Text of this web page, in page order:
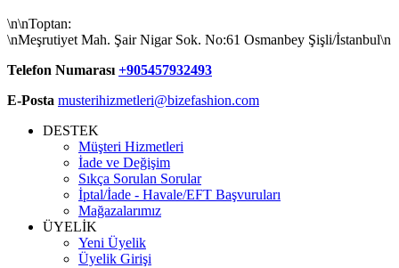
\n\nToptan:
\nMeşrutiyet Mah. Şair Nigar Sok. No:61 Osmanbey Şişli/İstanbul\n
Telefon Numarası +905457932493
E-Posta musterihizmetleri@bizefashion.com
DESTEK
Müşteri Hizmetleri
İade ve Değişim
Sıkça Sorulan Sorular
İptal/İade - Havale/EFT Başvuruları
Mağazalarımız
ÜYELİK
Yeni Üyelik
Üyelik Girişi